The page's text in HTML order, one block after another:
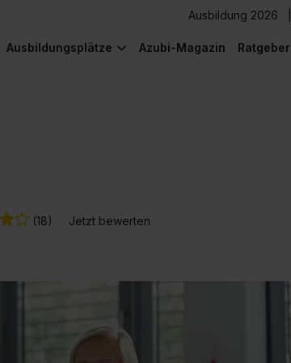
Ausbildung 2026
Ausbildungsplätze Azubi-Magazin Ratgeber
(18) Jetzt bewerten
Cooles zu sehen!
Cooles zu sehen!
Cooles zu sehen!
Cooles zu sehen!